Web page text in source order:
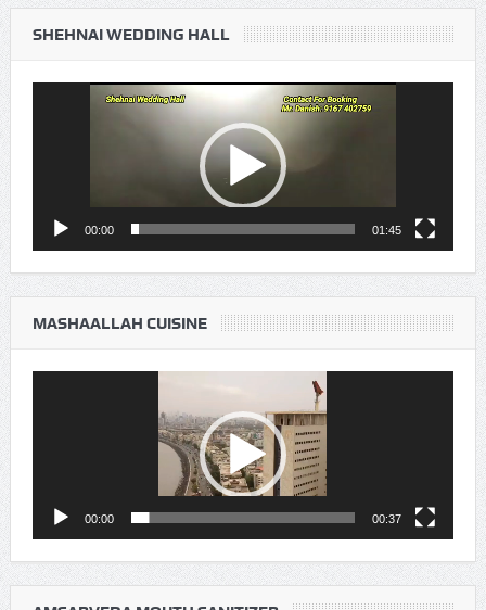
SHEHNAI WEDDING HALL
00:00 01:45
MASHAALLAH CUISINE
00:00 00:37